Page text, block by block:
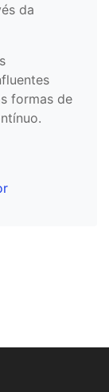
da
formas de